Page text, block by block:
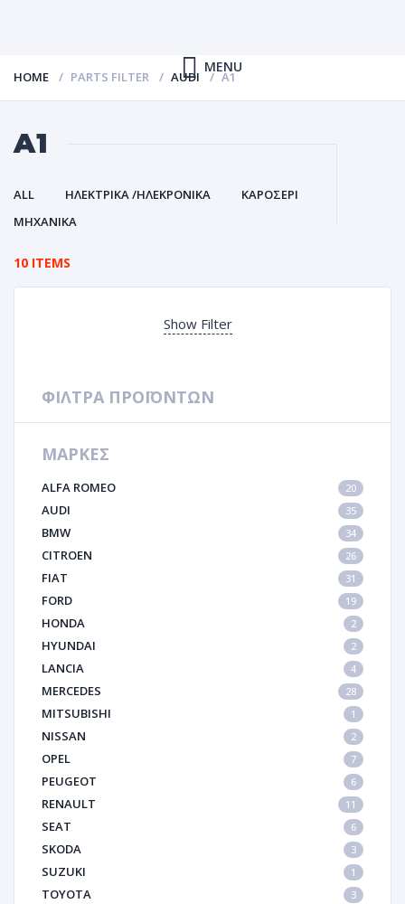
MENU
HOME PARTS FILTER AUDI A1
A1
ALL ΗΛΕΚΤΡΙΚΑ /ΗΛΕΚΡΟΝΙΚΑ
ΚΑΡΟΣΕΡΙ
ΜΗΧΑΝΙΚΑ
10 ITEMS
Show Filter
ΦΙΛΤΡΑ ΠΡΟΪΟΝΤΩΝ
ΜΑΡΚΕΣ
ALFA ROMEO 20
AUDI 35
BMW 34
CITROEN 26
FIAT 31
FORD 19
HONDA 2
HYUNDAI 2
LANCIA 4
MERCEDES 28
MITSUBISHI 1
NISSAN 2
OPEL 7
PEUGEOT 6
RENAULT 11
SEAT 6
SKODA 3
SUZUKI 1
TOYOTA 3